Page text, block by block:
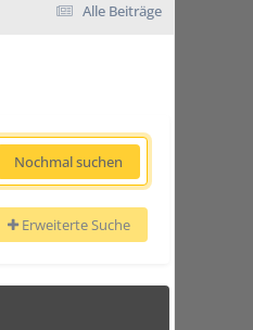
Alle Beiträge
Nochmal suchen
Erweiterte Suche